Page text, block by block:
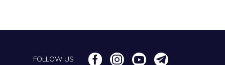
FOLLOW US